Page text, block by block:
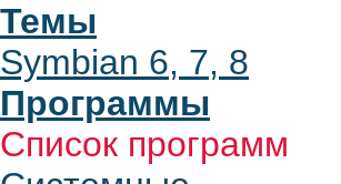
Темы
Symbian 6, 7, 8
Программы
Список программ